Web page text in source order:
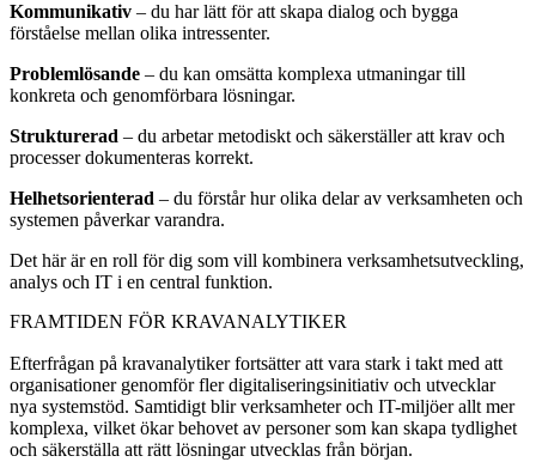
Kommunikativ – du har lätt för att skapa dialog och bygga
förståelse mellan olika intressenter.
Problemlösande – du kan omsätta komplexa utmaningar till
konkreta och genomförbara lösningar.
Strukturerad – du arbetar metodiskt och säkerställer att krav och
processer dokumenteras korrekt.
Helhetsorienterad – du förstår hur olika delar av verksamheten och
systemen påverkar varandra.
Det här är en roll för dig som vill kombinera verksamhetsutveckling,
analys och IT i en central funktion.
FRAMTIDEN FÖR KRAVANALYTIKER
Efterfrågan på kravanalytiker fortsätter att vara stark i takt med att
organisationer genomför fler digitaliseringsinitiativ och utvecklar
nya systemstöd. Samtidigt blir verksamheter och IT-miljöer allt mer
komplexa, vilket ökar behovet av personer som kan skapa tydlighet
och säkerställa att rätt lösningar utvecklas från början.